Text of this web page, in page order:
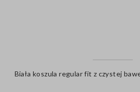
Biała koszula regular fit z czystej